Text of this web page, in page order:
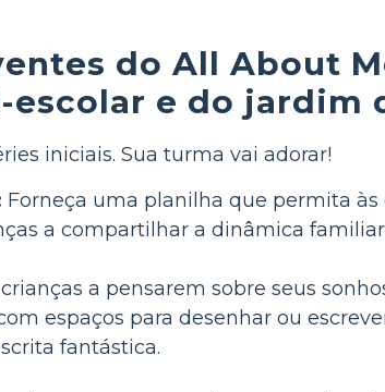
do All About
escolar e do jardim
iniciais. Sua turma vai adorar!
Forneça uma planilha que permita
a compartilhar a dinâmica
a pensarem sobre seus
espaços para desenhar ou
fantástica.